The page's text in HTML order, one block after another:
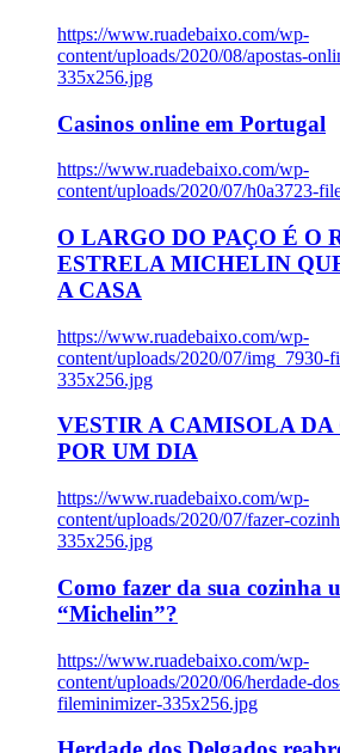
https://www.ruadebaixo.com/wp-
content/uploads/2020/08/apostas-
335x256.jpg
Casinos online em Portugal
https://www.ruadebaixo.com/wp-
content/uploads/2020/07/h0a3723-
O LARGO DO PAÇO É O
ESTRELA MICHELIN
A CASA
https://www.ruadebaixo.com/wp-
content/uploads/2020/07/img_7930-
335x256.jpg
VESTIR A CAMISOLA DA
POR UM DIA
https://www.ruadebaixo.com/wp-
content/uploads/2020/07/fazer-
335x256.jpg
Como fazer da sua cozinha
“Michelin”?
https://www.ruadebaixo.com/wp-
content/uploads/2020/06/herdade-
fileminimizer-335x256.jpg